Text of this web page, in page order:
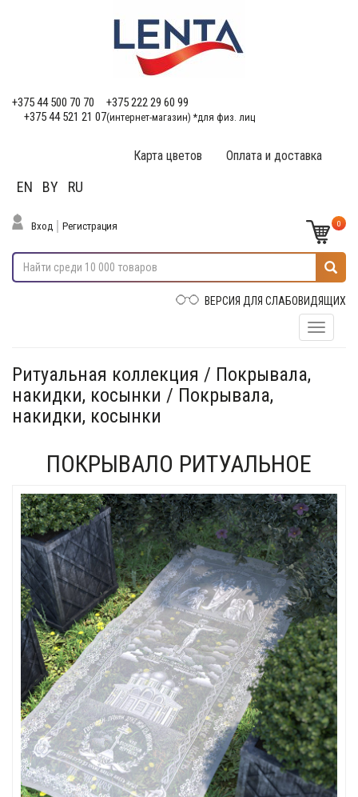
+375 44 500 70 70
+375 222 29 60 99
+375 44 521 21 07(интернет-магазин) *для физ. лиц
Оплата и доставка
Карта цветов
EN BY RU
Вход Регистрация 0
ВЕРСИЯ ДЛЯ СЛАБОВИДЯЩИХ
Ритуальная коллекция / Покрывала,
накидки, косынки / Покрывала,
накидки, косынки
ПОКРЫВАЛО РИТУАЛЬНОЕ